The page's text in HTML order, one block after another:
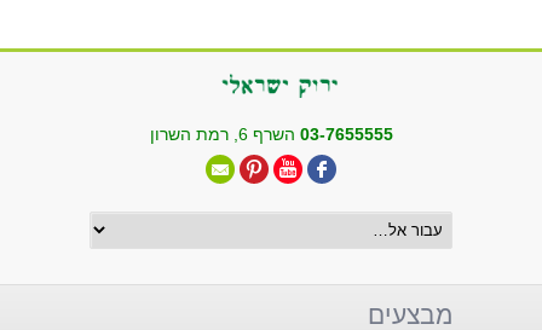
03-7655555 השרף 6, רמת השרון
מבצעים